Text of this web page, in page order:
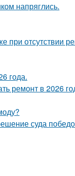
напряглись.
при отсутствии
года.
ремонт в 2026
суда